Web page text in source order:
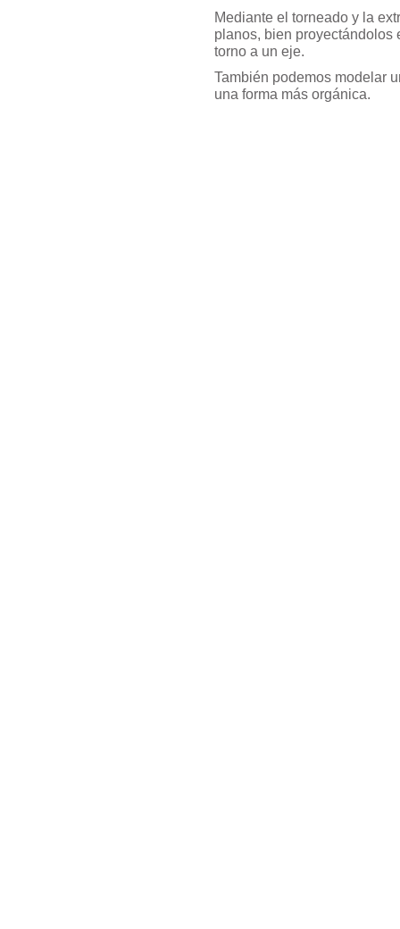
Mediante el torneado y la
planos, bien proyectándolos
torno a un eje.
También podemos modelar
una forma más orgánica.